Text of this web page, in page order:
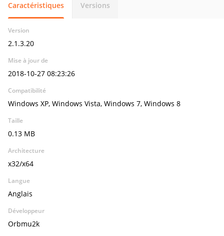
Caractéristiques Versions
Version
2.1.3.20
Mise à jour de
2018-10-27 08:23:26
Compatibilité
Windows XP, Windows Vista, Windows 7, Windows 8
Taille
0.13 MB
Architecture
x32/x64
Langue
Anglais
Développeur
Orbmu2k